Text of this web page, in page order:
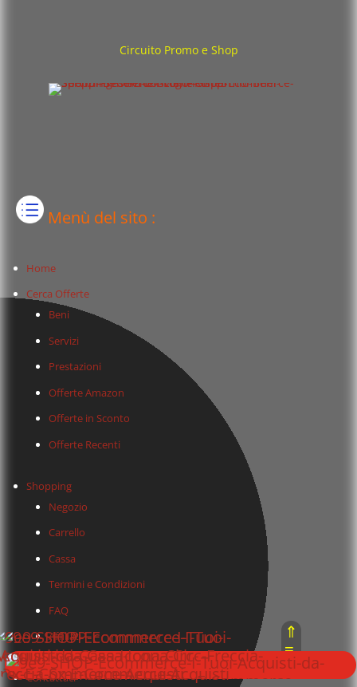
Circuito Promo e Shop
Menù del sito :
Home
Cerca Offerte
Beni
Servizi
Prestazioni
Offerte Amazon
Offerte in Sconto
Offerte Recenti
Shopping
Negozio
Carrello
Cassa
Termini e Condizioni
FAQ
Affiliati
Contattaci
⇑
≡
⇓